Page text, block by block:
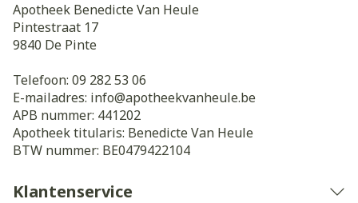
Apotheek Benedicte Van Heule
Pintestraat 17
9840 De Pinte
Telefoon: 09 282 53 06
E-mailadres: info@apotheekvanheule.be
APB nummer: 441202
Apotheek titularis: Benedicte Van Heule
BTW nummer: BE0479422104
Klantenservice